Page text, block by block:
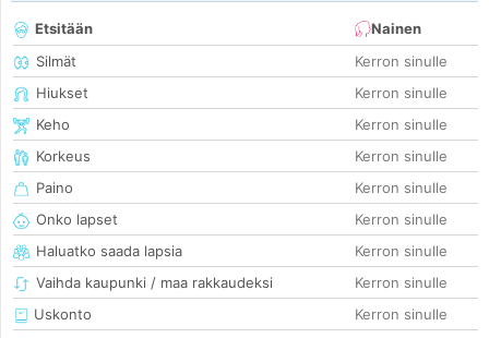
Etsitään
Nainen
Silmät
Kerron sinulle
Hiukset
Kerron sinulle
Keho
Kerron sinulle
Korkeus
Kerron sinulle
Paino
Kerron sinulle
Onko lapset
Kerron sinulle
Haluatko saada lapsia
Kerron sinulle
Vaihda kaupunki / maa rakkaudeksi
Kerron sinulle
Uskonto
Kerron sinulle